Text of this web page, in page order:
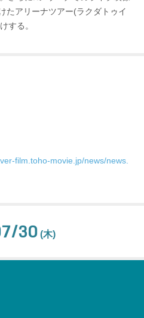
たアリーナツアー(ラクダトゥイ
する。
film.toho-movie.jp/news/news.
30 (木)